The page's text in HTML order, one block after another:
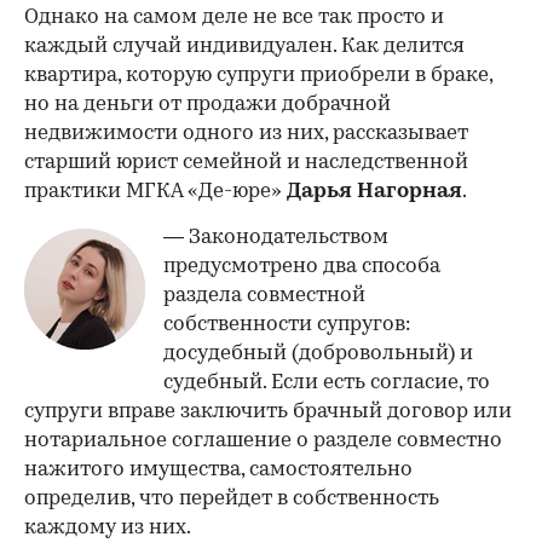
Однако на самом деле не все так просто и
каждый случай индивидуален. Как делится
квартира, которую супруги приобрели в браке,
но на деньги от продажи добрачной
недвижимости одного из них, рассказывает
старший юрист семейной и наследственной
практики МГКА «Де-юре» Дарья Нагорная.
— Законодательством
предусмотрено два способа
раздела совместной
собственности супругов:
досудебный (добровольный) и
судебный. Если есть согласие, то
супруги вправе заключить брачный договор или
нотариальное соглашение о разделе совместно
нажитого имущества, самостоятельно
определив, что перейдет в собственность
каждому из них.